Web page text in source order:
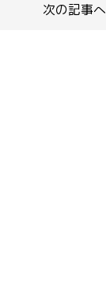
次の記事へ